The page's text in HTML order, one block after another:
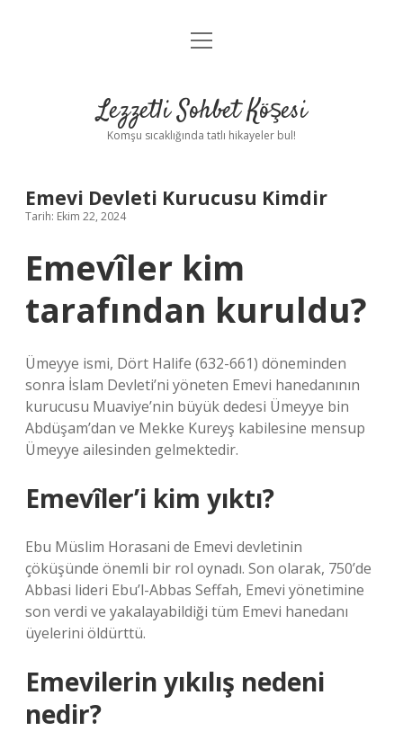
Anasayfa
Yasal Uyarı
menüyü
Lezzetli Sohbet Köşesi
Komşu sıcaklığında tatlı hikayeler bul!
Emevi Devleti Kurucusu Kimdir
Tarih: Ekim 22, 2024
Emevîler kim
tarafından kuruldu?
Ümeyye ismi, Dört Halife (632-661) döneminden
sonra İslam Devleti’ni yöneten Emevi hanedanının
kurucusu Muaviye’nin büyük dedesi Ümeyye bin
Abdüşam’dan ve Mekke Kureyş kabilesine mensup
Ümeyye ailesinden gelmektedir.
Emevîler’i kim yıktı?
Ebu Müslim Horasani de Emevi devletinin
çöküşünde önemli bir rol oynadı. Son olarak, 750’de
Abbasi lideri Ebu’l-Abbas Seffah, Emevi yönetimine
son verdi ve yakalayabildiği tüm Emevi hanedanı
üyelerini öldürttü.
Emevilerin yıkılış nedeni
nedir?